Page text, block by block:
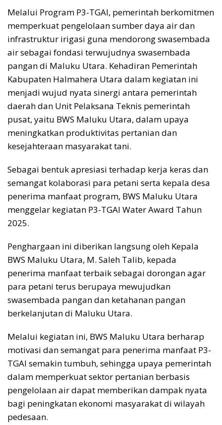
Melalui Program P3-TGAI, pemerintah berkomitmen
memperkuat pengelolaan sumber daya air dan
infrastruktur irigasi guna mendorong swasembada
air sebagai fondasi terwujudnya swasembada
pangan di Maluku Utara. Kehadiran Pemerintah
Kabupaten Halmahera Utara dalam kegiatan ini
menjadi wujud nyata sinergi antara pemerintah
daerah dan Unit Pelaksana Teknis pemerintah
pusat, yaitu BWS Maluku Utara, dalam upaya
meningkatkan produktivitas pertanian dan
kesejahteraan masyarakat tani.
Sebagai bentuk apresiasi terhadap kerja keras dan
semangat kolaborasi para petani serta kepala desa
penerima manfaat program, BWS Maluku Utara
menggelar kegiatan P3-TGAI Water Award Tahun
2025.
Penghargaan ini diberikan langsung oleh Kepala
BWS Maluku Utara, M. Saleh Talib, kepada
penerima manfaat terbaik sebagai dorongan agar
para petani terus berupaya mewujudkan
swasembada pangan dan ketahanan pangan
berkelanjutan di Maluku Utara.
Melalui kegiatan ini, BWS Maluku Utara berharap
motivasi dan semangat para penerima manfaat P3-
TGAI semakin tumbuh, sehingga upaya pemerintah
dalam memperkuat sektor pertanian berbasis
pengelolaan air dapat memberikan dampak nyata
bagi peningkatan ekonomi masyarakat di wilayah
pedesaan.